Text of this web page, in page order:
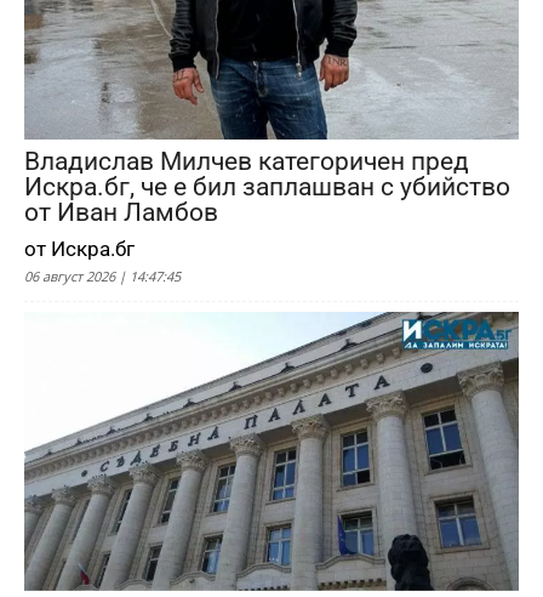
Владислав Милчев категоричен пред
Искра.бг, че е бил заплашван с убийство
от Иван Ламбов
от Искра.бг
06 август 2026 | 14:47:45